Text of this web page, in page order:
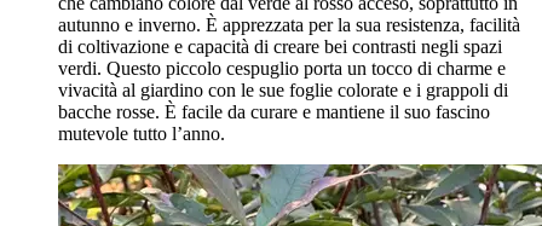
autunno e inverno. È apprezzata per la sua resistenza, facilità
di coltivazione e capacità di creare bei contrasti negli spazi
verdi. Questo piccolo cespuglio porta un tocco di charme e
vivacità al giardino con le sue foglie colorate e i grappoli di
bacche rosse. È facile da curare e mantiene il suo fascino
mutevole tutto l’anno.